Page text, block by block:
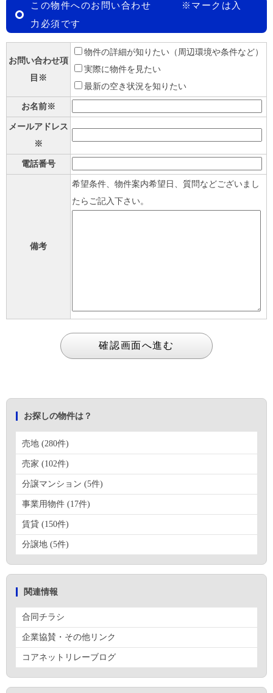
この物件へのお問い合わせ ※マークは入
力必須です
お問い合わせ項
目※
物件の詳細が知りたい（周辺環境や条件など）
実際に物件を見たい
最新の空き状況を知りたい
お名前※
メールアドレス
※
電話番号
備考
希望条件、物件案内希望日、質問などございまし
たらご記入下さい。
お探しの物件は？
売地 (280件)
売家 (102件)
分譲マンション (5件)
事業用物件 (17件)
賃貸 (150件)
分譲地 (5件)
関連情報
合同チラシ
企業協賛・その他リンク
コアネットリレーブログ